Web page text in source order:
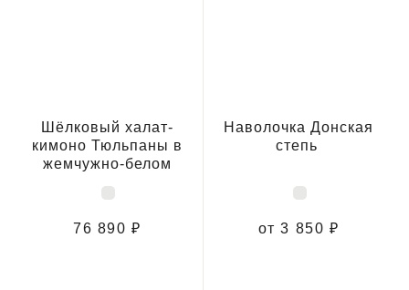
Шёлковый халат-
кимоно Тюльпаны в
жемчужно-белом
76 890 ₽
Наволочка Донская
степь
от 3 850 ₽